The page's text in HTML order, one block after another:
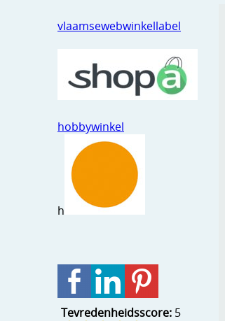
vlaamsewebwinkellabel
hobbywinkel
h
Tevredenheidsscore: 5